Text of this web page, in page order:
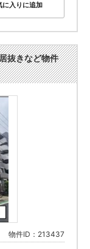
に入りに追加
抜きなど物件
物件ID：213437